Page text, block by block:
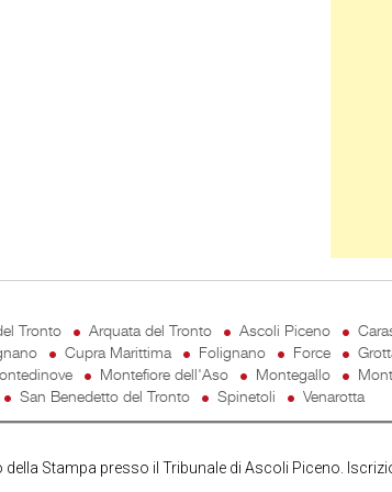
Tronto Arquata del Tronto Ascoli Piceno
Cupra Marittima Folignano Force
Montefiore dell'Aso Montegallo
San Benedetto del Tronto Spinetoli Venarotta
Stampa presso il Tribunale di Ascoli Piceno.